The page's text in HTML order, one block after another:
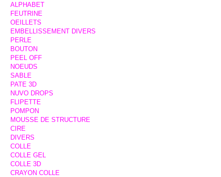
ALPHABET
FEUTRINE
OEILLETS
EMBELLISSEMENT DIVERS
PERLE
BOUTON
PEEL OFF
NOEUDS
SABLE
PATE 3D
NUVO DROPS
FLIPETTE
POMPON
MOUSSE DE STRUCTURE
CIRE
DIVERS
COLLE
COLLE GEL
COLLE 3D
CRAYON COLLE